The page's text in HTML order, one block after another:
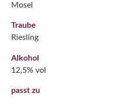
Mosel
Traube
Riesling
Alkohol
12,5% vol
passt zu